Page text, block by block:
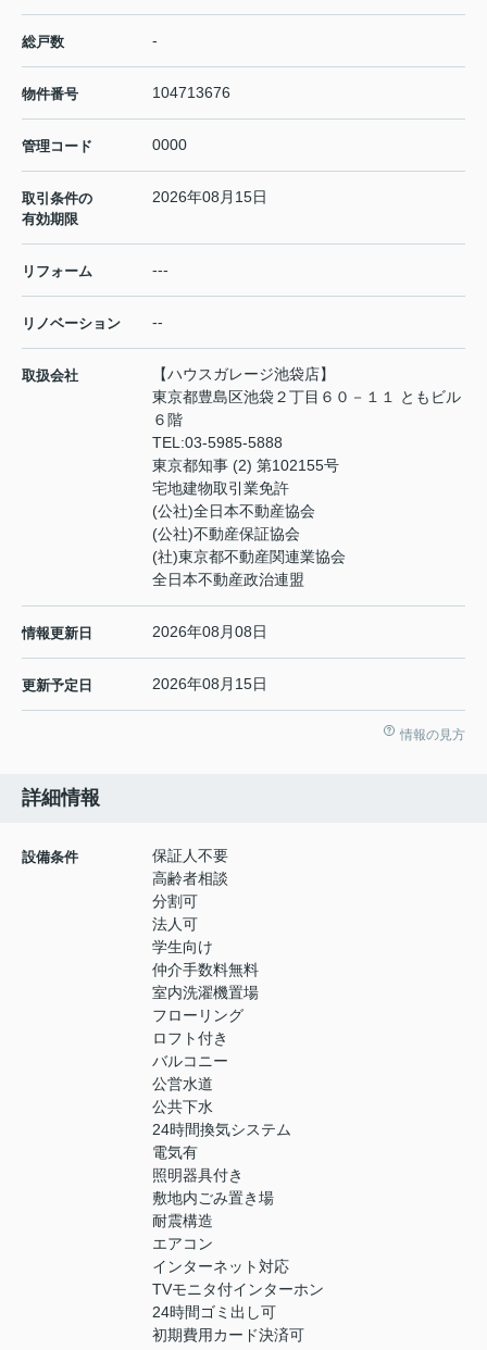
総戸数 -
物件番号 104713676
管理コード 0000
取引条件の
有効期限
2026年08月15日
リフォーム ---
リノベーション --
取扱会社
【ハウスガレージ池袋店】
東京都豊島区池袋２丁目６０－１１ ともビル
６階
TEL:03-5985-5888
東京都知事 (2) 第102155号
宅地建物取引業免許
(公社)全日本不動産協会
(公社)不動産保証協会
(社)東京都不動産関連業協会
全日本不動産政治連盟
情報更新日 2026年08月08日
更新予定日 2026年08月15日
情報の見方
詳細情報
設備条件
保証人不要
高齢者相談
分割可
法人可
学生向け
仲介手数料無料
室内洗濯機置場
フローリング
ロフト付き
バルコニー
公営水道
公共下水
24時間換気システム
電気有
照明器具付き
敷地内ごみ置き場
耐震構造
エアコン
インターネット対応
TVモニタ付インターホン
24時間ゴミ出し可
初期費用カード決済可